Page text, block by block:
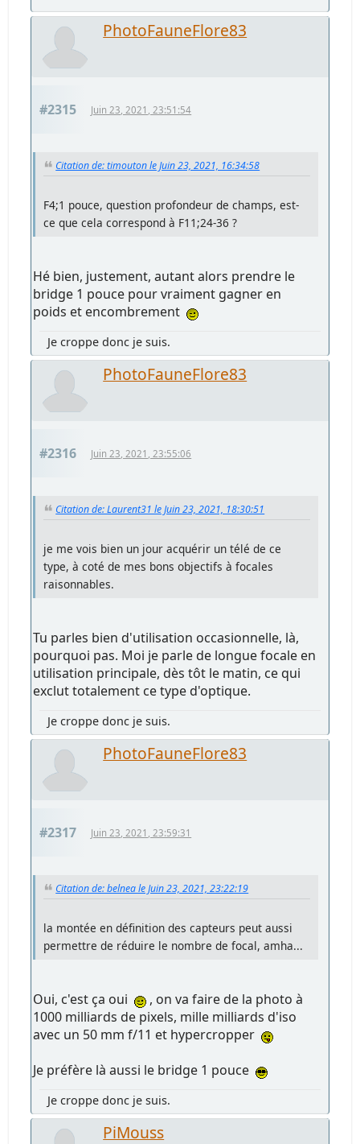
PhotoFauneFlore83
#2315 Juin 23, 2021, 23:51:54
Citation de: timouton le Juin 23, 2021, 16:34:58
F4;1 pouce, question profondeur de champs, est-
ce que cela correspond à F11;24-36 ?
Hé bien, justement, autant alors prendre le
bridge 1 pouce pour vraiment gagner en
poids et encombrement
Je croppe donc je suis.
PhotoFauneFlore83
#2316 Juin 23, 2021, 23:55:06
Citation de: Laurent31 le Juin 23, 2021, 18:30:51
je me vois bien un jour acquérir un télé de ce
type, à coté de mes bons objectifs à focales
raisonnables.
Tu parles bien d'utilisation occasionnelle, là,
pourquoi pas. Moi je parle de longue focale en
utilisation principale, dès tôt le matin, ce qui
exclut totalement ce type d'optique.
Je croppe donc je suis.
PhotoFauneFlore83
#2317 Juin 23, 2021, 23:59:31
Citation de: belnea le Juin 23, 2021, 23:22:19
la montée en définition des capteurs peut aussi
permettre de réduire le nombre de focal, amha...
Oui, c'est ça oui
, on va faire de la photo à
1000 milliards de pixels, mille milliards d'iso
avec un 50 mm f/11 et hypercropper
Je préfère là aussi le bridge 1 pouce
Je croppe donc je suis.
PiMouss